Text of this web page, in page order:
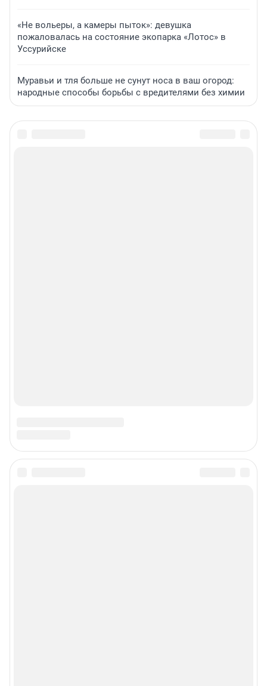
«Не вольеры, а камеры пыток»: девушка
пожаловалась на состояние экопарка «Лотос» в
Уссурийске
Муравьи и тля больше не сунут носа в ваш огород:
народные способы борьбы с вредителями без химии